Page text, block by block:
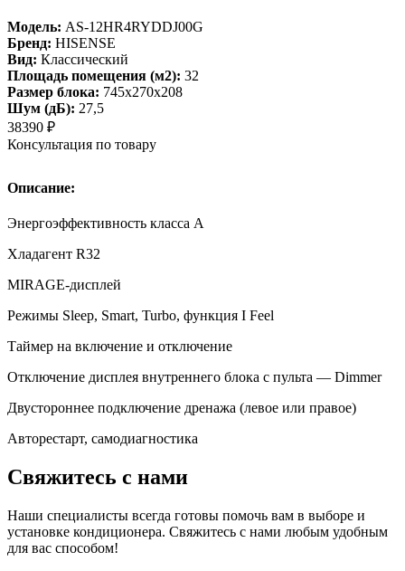
Модель: AS-12HR4RYDDJ00G
Бренд: HISENSE
Вид: Классический
Площадь помещения (м2): 32
Размер блока: 745х270х208
Шум (дБ): 27,5
38390 ₽
Консультация по товару
Описание:
Энергоэффективность класса А
Хладагент R32
MIRAGE-дисплей
Режимы Sleep, Smart, Turbo, функция I Feel
Таймер на включение и отключение
Отключение дисплея внутреннего блока с пульта — Dimmer
Двустороннее подключение дренажа (левое или правое)
Авторестарт, самодиагностика
Свяжитесь с нами
Наши специалисты всегда готовы помочь вам в выборе и
установке кондиционера. Свяжитесь с нами любым удобным
для вас способом!